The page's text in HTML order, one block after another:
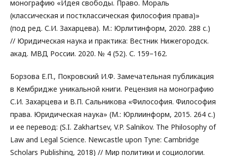
монографию «Идея свободы. Право. Мораль
(классическая и постклассическая философия права)»
(под ред. С.И. Захарцева). М.: Юрлитинформ, 2020. 288 с.)
// Юридическая наука и практика: Вестник Нижегородск.
акад. МВД России. 2020. № 4 (52). С. 159–162.
Борзова Е.П., Покровский И.Ф. Замечательная публикация
в Кембридже уникальной книги. Рецензия на монографию
С.И. Захарцева и В.П. Сальникова «Философия. Философия
права. Юридическая наука» (М.: Юрлиинформ, 2015. 264 с.)
и ее перевод: (S.I. Zakhartsev, V.P. Salnikov. The Philosophy of
Law and Legal Science. Newcastle upon Tyne: Cambridge
Scholars Publishing, 2018) // Мир политики и социологии.